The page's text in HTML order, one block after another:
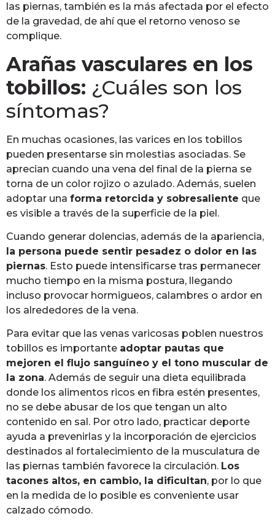
las piernas, también es la más afectada por el efecto
de la gravedad, de ahí que el retorno venoso se
complique.
Arañas vasculares en los
tobillos: ¿Cuáles son los
síntomas?
En muchas ocasiones, las varices en los tobillos
pueden presentarse sin molestias asociadas. Se
aprecian cuando una vena del final de la pierna se
torna de un color rojizo o azulado. Además, suelen
adoptar una forma retorcida y sobresaliente que
es visible a través de la superficie de la piel.
Cuando generar dolencias, además de la apariencia,
la persona puede sentir pesadez o dolor en las
piernas. Esto puede intensificarse tras permanecer
mucho tiempo en la misma postura, llegando
incluso provocar hormigueos, calambres o ardor en
los alrededores de la vena.
Para evitar que las venas varicosas poblen nuestros
tobillos es importante adoptar pautas que
mejoren el flujo sanguíneo y el tono muscular de
la zona. Además de seguir una dieta equilibrada
donde los alimentos ricos en fibra estén presentes,
no se debe abusar de los que tengan un alto
contenido en sal. Por otro lado, practicar deporte
ayuda a prevenirlas y la incorporación de ejercicios
destinados al fortalecimiento de la musculatura de
las piernas también favorece la circulación. Los
tacones altos, en cambio, la dificultan, por lo que
en la medida de lo posible es conveniente usar
calzado cómodo.